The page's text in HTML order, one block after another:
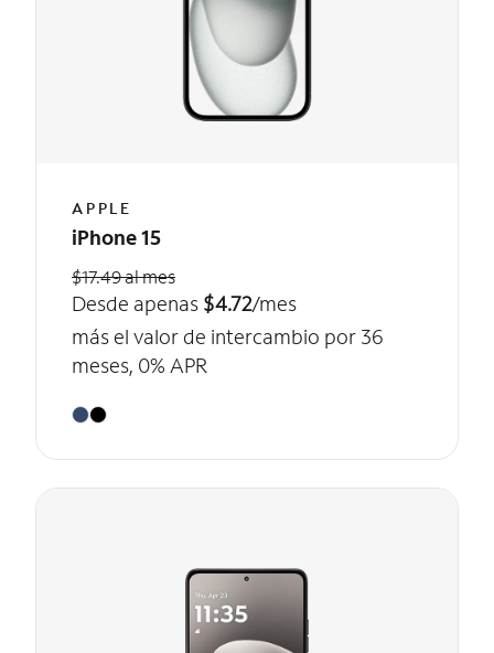
APPLE
iPhone 15
$17.49 al mes
Desde apenas $4.72/mes
más el valor de intercambio por 36
meses, 0% APR